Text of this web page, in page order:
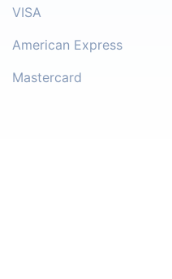
VISA
American Express
Mastercard